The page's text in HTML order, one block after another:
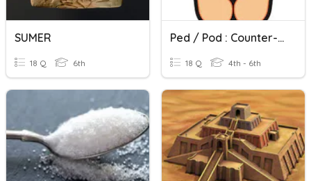
SUMER
18 Q 6th
Ped / Pod : Counter- / Contra-
18 Q 4th - 6th